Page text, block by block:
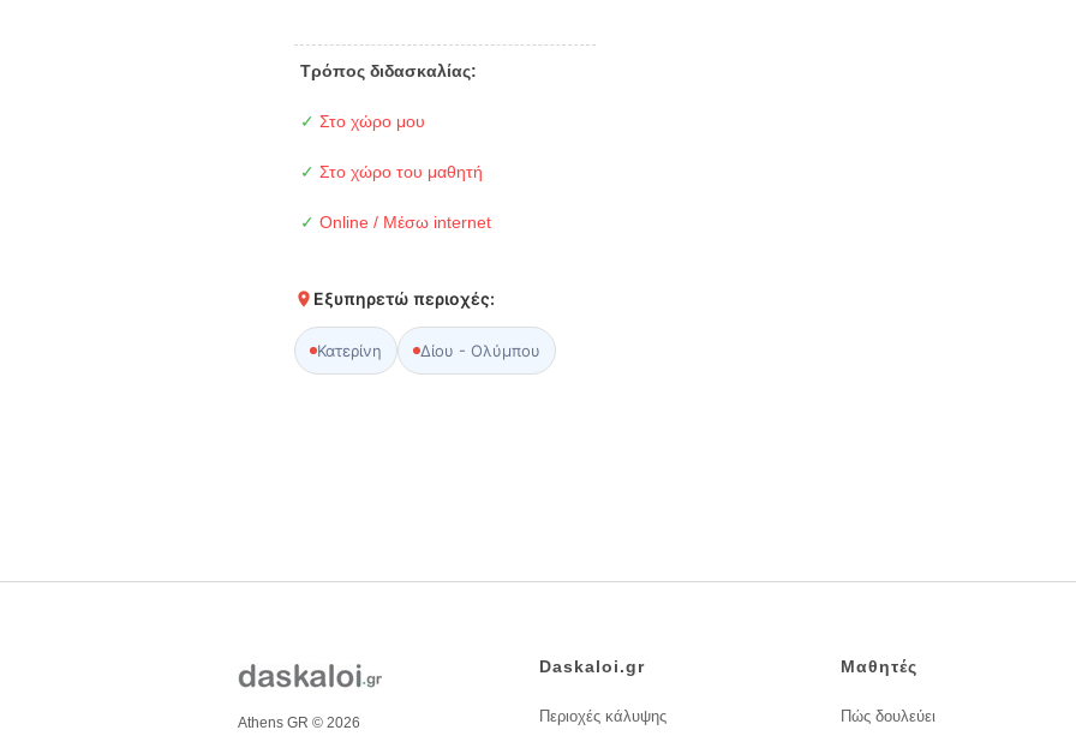
Τρόπος διδασκαλίας:
✓ Στο χώρο μου
✓ Στο χώρο του μαθητή
✓ Online / Μέσω internet
Εξυπηρετώ περιοχές:
Κατερίνη Δίου - Ολύμπου
Athens GR © 2026
Daskaloi.gr
Περιοχές κάλυψης
Μαθητές
Πώς δουλεύει